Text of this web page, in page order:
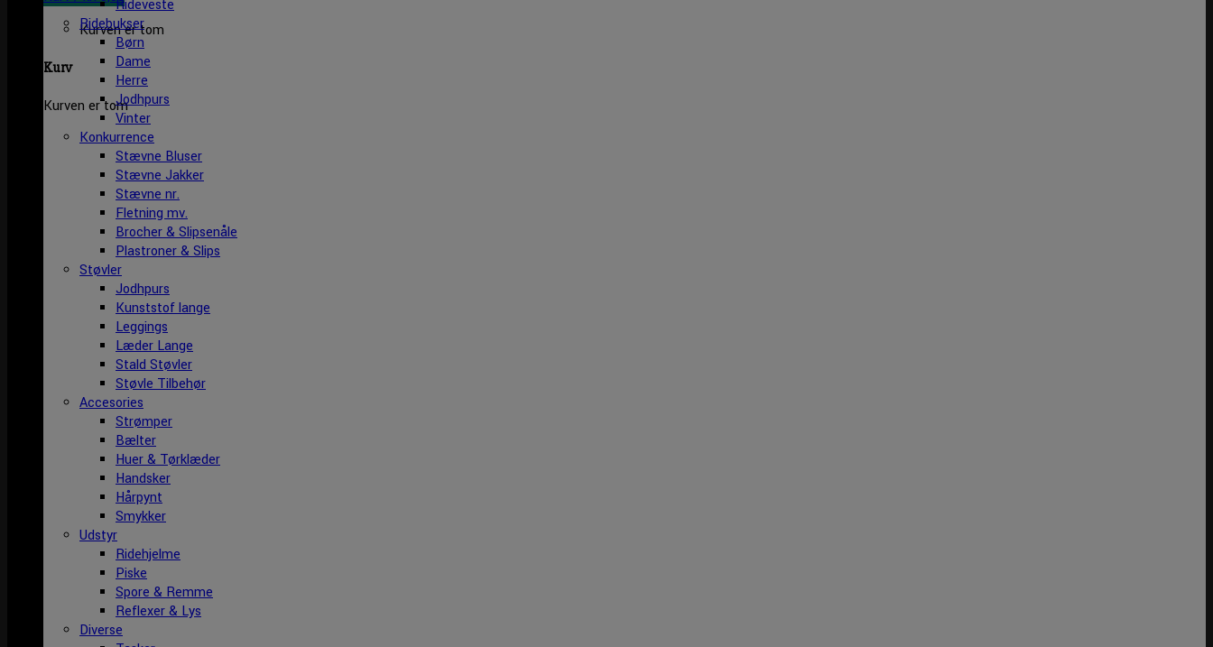
Kurven er tom
Kurv
Kurven er tom
Rideveste
Ridebukser
Børn
Dame
Herre
Jodhpurs
Vinter
Konkurrence
Stævne Bluser
Stævne Jakker
Stævne nr.
Fletning mv.
Brocher & Slipsenåle
Plastroner & Slips
Støvler
Jodhpurs
Kunststof lange
Leggings
Læder Lange
Stald Støvler
Støvle Tilbehør
Accesories
Strømper
Bælter
Huer & Tørklæder
Handsker
Hårpynt
Smykker
Udstyr
Ridehjelme
Piske
Spore & Remme
Reflexer & Lys
Diverse